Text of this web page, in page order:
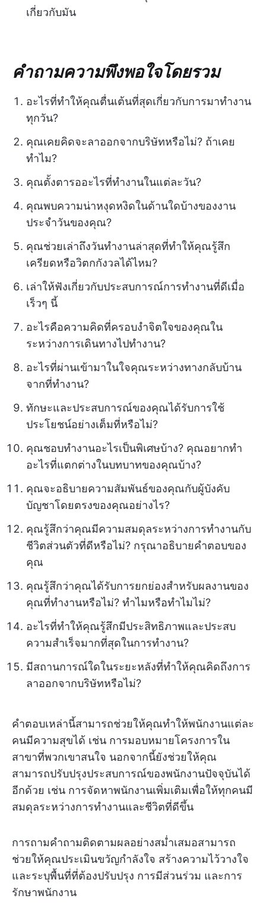
เกี่ยวกับมัน
คำถามความพึงพอใจโดยรวม
อะไรที่ทำให้คุณตื่นเต้นที่สุดเกี่ยวกับการมาทำงาน
ทุกวัน?
คุณเคยคิดจะลาออกจากบริษัทหรือไม่? ถ้าเคย
ทำไม?
คุณตั้งตารออะไรที่ทำงานในแต่ละวัน?
คุณพบความน่าหงุดหงิดในด้านใดบ้างของงาน
ประจำวันของคุณ?
คุณช่วยเล่าถึงวันทำงานล่าสุดที่ทำให้คุณรู้สึก
เครียดหรือวิตกกังวลได้ไหม?
เล่าให้ฟังเกี่ยวกับประสบการณ์การทำงานที่ดีเมื่อ
เร็วๆ นี้
อะไรคือความคิดที่ครอบงำจิตใจของคุณใน
ระหว่างการเดินทางไปทำงาน?
อะไรที่ผ่านเข้ามาในใจคุณระหว่างทางกลับบ้าน
จากที่ทำงาน?
ทักษะและประสบการณ์ของคุณได้รับการใช้
ประโยชน์อย่างเต็มที่หรือไม่?
คุณชอบทำงานอะไรเป็นพิเศษบ้าง? คุณอยากทำ
อะไรที่แตกต่างในบทบาทของคุณบ้าง?
คุณจะอธิบายความสัมพันธ์ของคุณกับผู้บังคับ
บัญชาโดยตรงของคุณอย่างไร?
คุณรู้สึกว่าคุณมีความสมดุลระหว่างการทำงานกับ
ชีวิตส่วนตัวที่ดีหรือไม่? กรุณาอธิบายคำตอบของ
คุณ
คุณรู้สึกว่าคุณได้รับการยกย่องสำหรับผลงานของ
คุณที่ทำงานหรือไม่? ทำไมหรือทำไมไม่?
อะไรที่ทำให้คุณรู้สึกมีประสิทธิภาพและประสบ
ความสำเร็จมากที่สุดในการทำงาน?
มีสถานการณ์ใดในระยะหลังที่ทำให้คุณคิดถึงการ
ลาออกจากบริษัทหรือไม่?
คำตอบเหล่านี้สามารถช่วยให้คุณทำให้พนักงานแต่ละ
คนมีความสุขได้ เช่น การมอบหมายโครงการใน
สาขาที่พวกเขาสนใจ นอกจากนี้ยังช่วยให้คุณ
สามารถปรับปรุงประสบการณ์ของพนักงานปัจจุบันได้
อีกด้วย เช่น การจัดหาพนักงานเพิ่มเติมเพื่อให้ทุกคนมี
สมดุลระหว่างการทำงานและชีวิตที่ดีขึ้น
การถามคำถามติดตามผลอย่างสม่ำเสมอสามารถ
ช่วยให้คุณประเมินขวัญกำลังใจ สร้างความไว้วางใจ
และระบุพื้นที่ที่ต้องปรับปรุง การมีส่วนร่วม และการ
รักษาพนักงาน